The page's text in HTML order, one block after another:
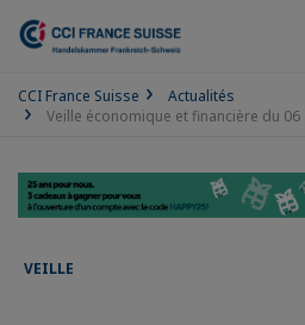
CCI France Suisse
Actualités
Veille économique et financière du
VEILLE